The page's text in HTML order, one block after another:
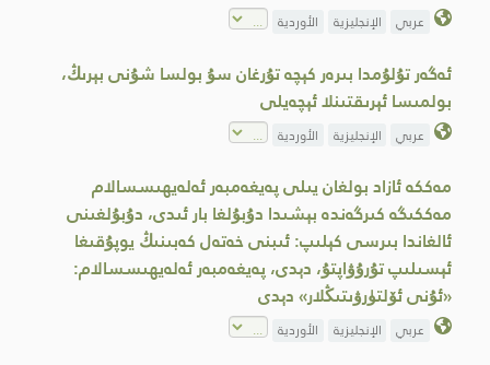
عربي الإنجليزية الأوردية
ئەگەر تۇلۇمدا بىرەر كېچە تۇرغان سۇ بولسا شۇنى بېرىڭ،
بولمىسا ئېرىقتىنلا ئېچەيلى
عربي الإنجليزية الأوردية
مەككە ئازاد بولغان يىلى پەيغەمبەر ئەلەيھىسسالام
مەككىگە كىرگەندە بېشىدا دۇبۇلغا بار ئىدى، دۇبۇلغىنى
ئالغاندا بىرسى كېلىپ: ئىبنى خەتەل كەبىنىڭ يوپۇقىغا
ئېسىلىپ تۇرۇۋاپتۇ، دېدى، پەيغەمبەر ئەلەيھىسسالام:
«ئۇنى ئۆلتۈرۋىتىڭلار» دېدى
عربي الإنجليزية الأوردية